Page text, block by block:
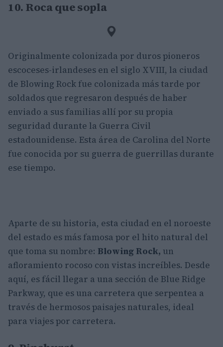
10. Roca que sopla
Originalmente colonizada por duros pioneros
escoceses-irlandeses en el siglo XVIII, la ciudad
de Blowing Rock fue colonizada más tarde por
soldados que regresaron después de haber
enviado a sus familias allí por su propia
seguridad durante la Guerra Civil
estadounidense. Esta área de Carolina del Norte
fue conocida por su guerra de guerrillas durante
ese tiempo.
Aparte de su historia, esta ciudad en el noroeste
del estado es más famosa por el hito natural del
que toma su nombre: Blowing Rock, un
afloramiento rocoso con vistas increíbles. Desde
aquí, es fácil llegar a una sección de Blue Ridge
Parkway, que es una carretera que serpentea a
través de hermosos paisajes naturales, ideal
para viajes por carretera.